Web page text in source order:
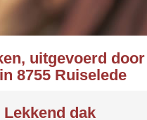
uitgevoerd door
8755 Ruiselede
Lekkend dak